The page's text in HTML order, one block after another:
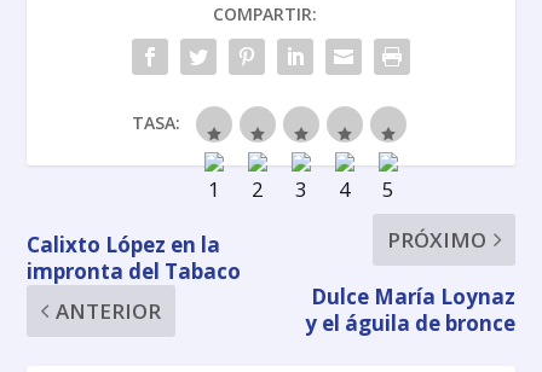
COMPARTIR:
TASA:
Calixto López en la
impronta del Tabaco
ANTERIOR
PRÓXIMO
Dulce María Loynaz
y el águila de bronce